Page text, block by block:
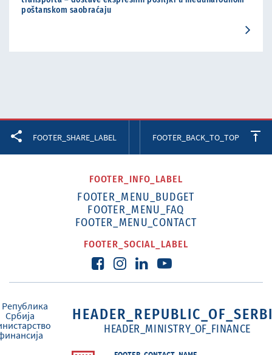
poštanskom saobraćaju
FOOTER_SHARE_LABEL FOOTER_BACK_TO_TOP
FOOTER_INFO_LABEL
FOOTER_MENU_BUDGET
FOOTER_MENU_FAQ
FOOTER_MENU_CONTACT
FOOTER_SOCIAL_LABEL
HEADER_MINISTRY_OF_FINANCE